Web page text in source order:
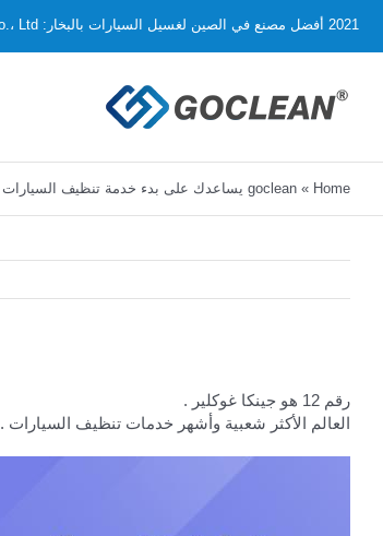
content
2021 أفضل مصنع في الصين لغسيل السيارات بالبخار: KingKar Eco-Technologies Co.، Ltd.
Home
» goclean يساعدك على بدء خدمة تنظيف السيارات
رقم 12 هو جينكا غوكلير .
العالم الأكثر شعبية وأشهر خدمات تنظيف السيارات .